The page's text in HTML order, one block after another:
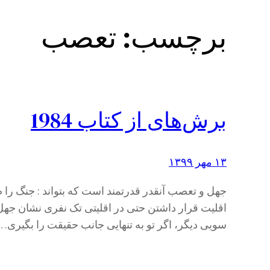
برچسب: تعصب
برش‌های از کتاب 1984
۱۳ مهر ۱۳۹۹
جهل و تعصب آنقدر قدرتمند است که بتواند : جنگ
اقلیت قرار داشتن حتی در اقلیتی تک نفری نشان
سویی دیگر، اگر تو به تنهایی جانب حقیقت را